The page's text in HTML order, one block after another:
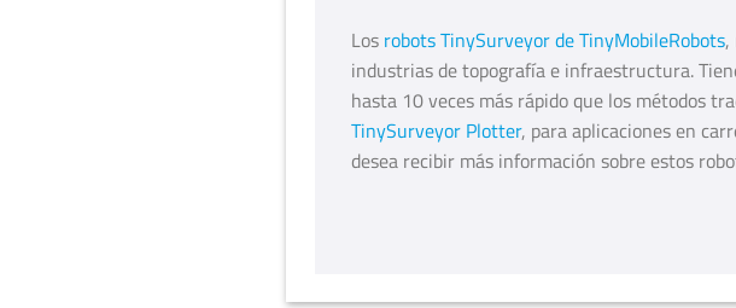
Los robots TinySurveyor de TinyMobileRobots,
industrias de topografía e infraestructura.
hasta 10 veces más rápido que los métodos
TinySurveyor Plotter, para aplicaciones en
desea recibir más información sobre estos